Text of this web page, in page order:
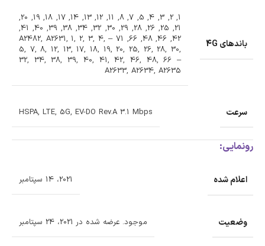
باندهای 4G
1, 2, 3, 4, 5, 7, 8, 11, 12, 13, 14, 17, 18, 19, 20,
21, 25, 26, 28, 29, 30, 32, 34, 38, 39, 40, 41,
42, 46, 48, 66, 71 – A2482, A2631, 1, 2, 3, 4,
5, 7, 8, 12, 13, 17, 18, 19, 20, 25, 26, 28, 30,
32, 34, 38, 39, 40, 41, 42, 46, 48, 66 –
A2633, A2634, A2635
سرعت HSPA, LTE, 5G, EV-DO Rev.A 3.1 Mbps
رونمایی:
اعلام شده 2021، 14 سپتامبر
وضعیت موجود. عرضه شده در 2021، 24 سپتامبر